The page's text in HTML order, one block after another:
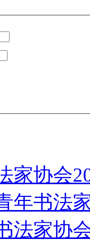
家协会
年书法
法家协